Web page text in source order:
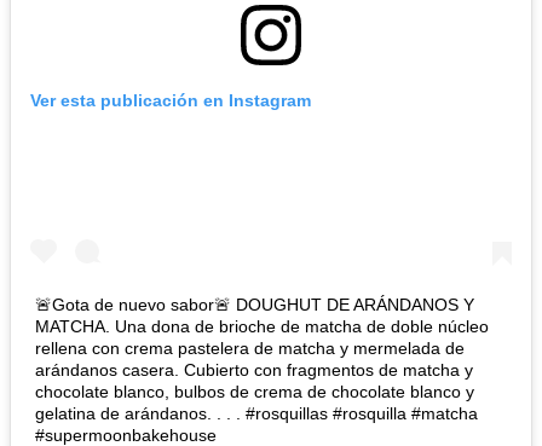
Ver esta publicación en Instagram
🚨Gota de nuevo sabor🚨 DOUGHUT DE ARÁNDANOS Y
MATCHA. Una dona de brioche de matcha de doble núcleo
rellena con crema pastelera de matcha y mermelada de
arándanos casera. Cubierto con fragmentos de matcha y
chocolate blanco, bulbos de crema de chocolate blanco y
gelatina de arándanos. . . . #rosquillas #rosquilla #matcha
#supermoonbakehouse